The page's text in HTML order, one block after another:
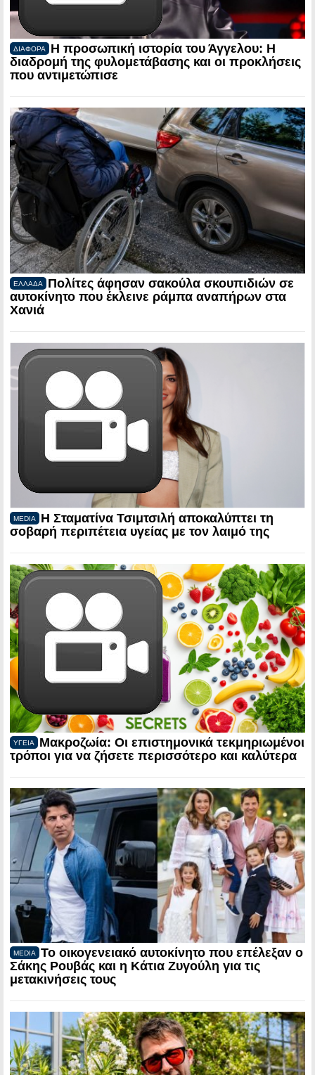
ΔΙΑΦΟΡΑ
Η προσωπική ιστορία του Άγγελου: Η
διαδρομή της φυλομετάβασης και οι προκλήσεις
που αντιμετώπισε
ΕΛΛΑΔΑ
Πολίτες άφησαν σακούλα σκουπιδιών σε
αυτοκίνητο που έκλεινε ράμπα αναπήρων στα
Χανιά
MEDIA
Η Σταματίνα Τσιμτσιλή αποκαλύπτει τη
σοβαρή περιπέτεια υγείας με τον λαιμό της
ΥΓΕΙΑ
Μακροζωία: Οι επιστημονικά τεκμηριωμένοι
τρόποι για να ζήσετε περισσότερο και καλύτερα
MEDIA
Το οικογενειακό αυτοκίνητο που επέλεξαν ο
Σάκης Ρουβάς και η Κάτια Ζυγούλη για τις
μετακινήσεις τους